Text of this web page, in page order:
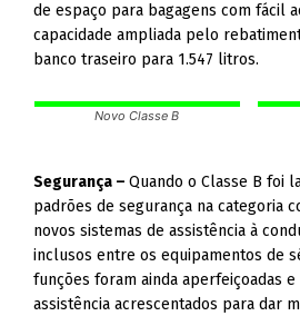
de espaço para bagagens com fácil
capacidade ampliada pelo
banco traseiro para 1.547 litros.
Novo Classe B
Segurança –Quando o Classe B foi
padrões de segurança na categoria
novos sistemas de assistência à
inclusos entre os equipamentos de
funções foram ainda aperfeiçoadas
assistência acrescentados para dar